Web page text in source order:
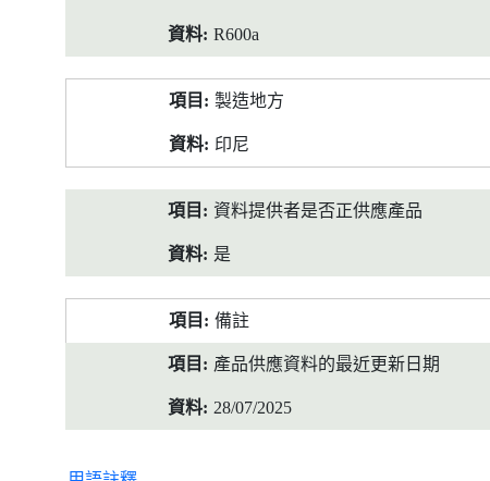
R600a
製造地方
印尼
資料提供者是否正供應產品
是
備註
產品供應資料的最近更新日期
28/07/2025